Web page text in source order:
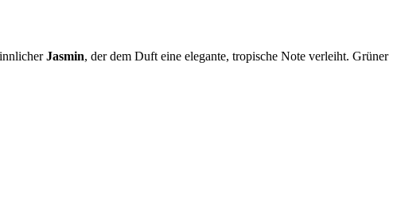
Jasmin, der dem Duft eine elegante, tropische Note verleiht. Grüner